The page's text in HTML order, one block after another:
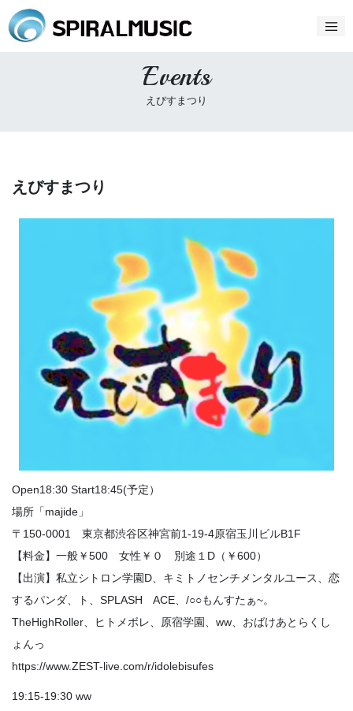
Events
えびすまつり
えびすまつり
Open18:30 Start18:45(予定）
場所「majide」
〒150-0001 東京都渋谷区神宮前1-19-4原宿玉川ビルB1F
【料金】一般￥500 女性￥０ 別途１D（￥600）
【出演】私立シトロン学園D、キミトノセンチメンタルユース、恋
するパンダ、ト、SPLASH ACE、/○○もんすたぁ~。
TheHighRoller、ヒトメボレ、原宿学園、ww、おばけあとらくし
ょんっ
https://www.ZEST-live.com/r/idolebisufes
19:15-19:30 ww